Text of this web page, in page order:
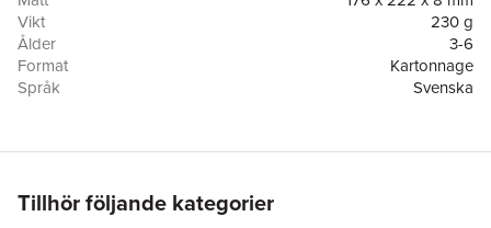
Vikt
230 g
Ålder
3-6
Format
Kartonnage
Språk
Svenska
Antal sidor
42
Förlag
Tillhör följande kategorier